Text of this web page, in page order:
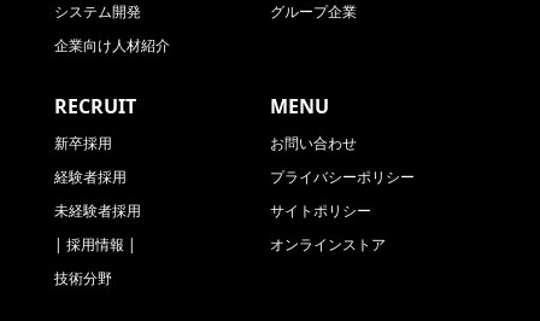
システム開発
企業向け人材紹介
グループ企業
RECRUIT
新卒採用
経験者採用
未経験者採用
| 採用情報 |
技術分野
MENU
お問い合わせ
プライバシーポリシー
サイトポリシー
オンラインストア